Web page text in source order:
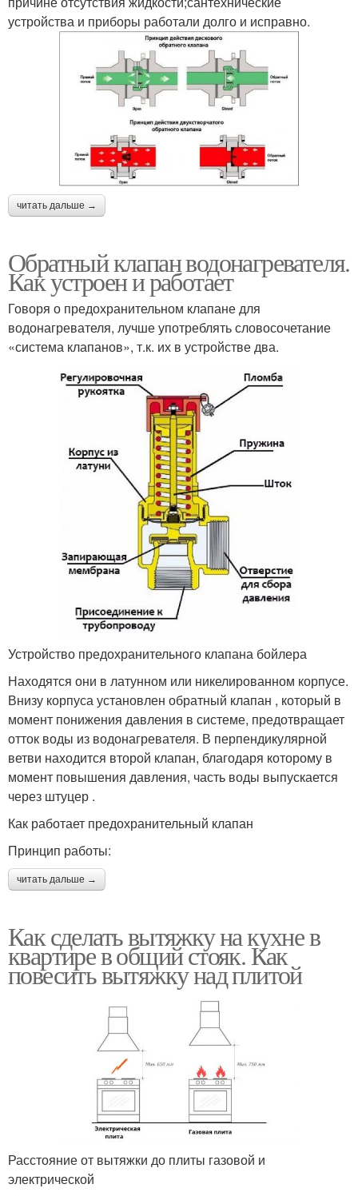
устройства и приборы работали долго и исправно.
читать дальше →
Обратный клапан водонагревателя.
Как устроен и работает
Говоря о предохранительном клапане для
водонагревателя, лучше употреблять словосочетание
«система клапанов», т.к. их в устройстве два.
Устройство предохранительного клапана бойлера
Находятся они в латунном или никелированном корпусе.
Внизу корпуса установлен обратный клапан , который в
момент понижения давления в системе, предотвращает
отток воды из водонагревателя. В перпендикулярной
ветви находится второй клапан, благодаря которому в
момент повышения давления, часть воды выпускается
через штуцер .
Как работает предохранительный клапан
Принцип работы:
читать дальше →
Как сделать вытяжку на кухне в
квартире в общий стояк. Как
повесить вытяжку над плитой
Расстояние от вытяжки до плиты газовой и
электрической